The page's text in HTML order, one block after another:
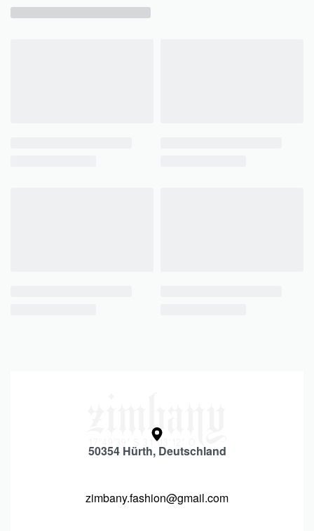
50354 Hürth, Deutschland
zimbany.fashion@gmail.com